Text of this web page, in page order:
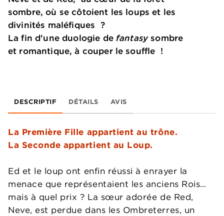
sombre, où se côtoient les loups et les
divinités maléfiques ?
La fin d'une duologie de fantasysombre
et romantique, à couper le souffle !
DESCRIPTIF DÉTAILS AVIS
La Première Fille appartient au trône.
La Seconde appartient au Loup.
Ed et le loup ont enfin réussi à enrayer la
menace que représentaient les anciens Rois…
mais à quel prix ? La sœur adorée de Red,
Neve, est perdue dans les Ombreterres, un